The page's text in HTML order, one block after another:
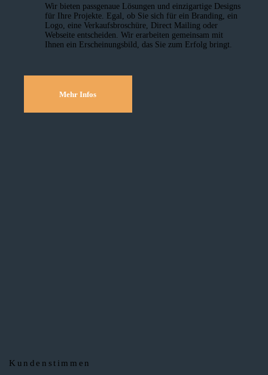
Wir bieten passgenaue Lösungen und einzig­artige Designs
für Ihre Projekte. Egal, ob Sie sich für ein Branding, ein
Logo, eine Verkaufsbroschüre, Direct Mailing oder
Webseite entscheiden. Wir erarbeiten gemeinsam mit
Ihnen ein Erscheinungsbild, das Sie zum Erfolg bringt.
Mehr Infos
Kundenstimmen